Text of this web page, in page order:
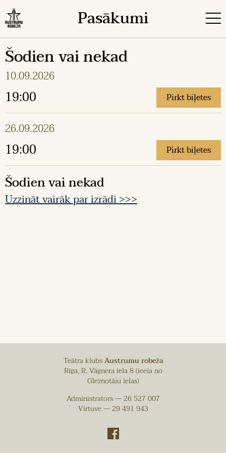
Pasākumi
Šodien vai nekad
10.09.2026
19:00 Pirkt biļetes
26.09.2026
19:00 Pirkt biļetes
Šodien vai nekad
Uzzināt vairāk par izrādi >>>
Teātra klubsAustrumu robeža
Rīga, R. Vāgnera iela 8 (ieeja no
Gleznotāju ielas)
Administrators — 26 527 007
Virtuve — 29 491 943